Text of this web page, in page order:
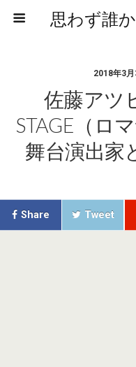
2018年3
佐藤アツ
STAGE（ロ
舞台演出家
Share Tweet